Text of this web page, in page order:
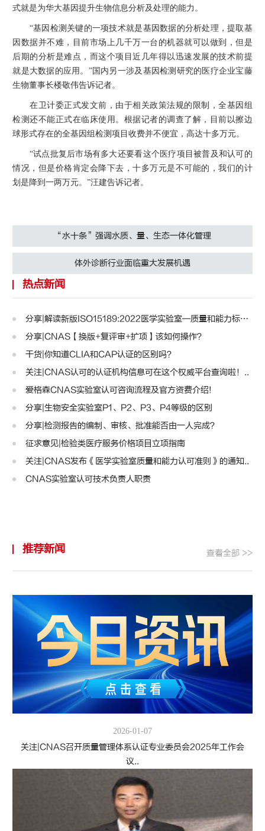
式就是为华大基因提升生物信息分析及处理的能力。
“基因检测关键的一项技术就是基因数据的分析处理，提取基
因数据并不难，目前市场上几千万一台的机器就可以做到，但是
后期的分析是难点，而这个项目近几年得以迅速发展的技术前提
就是大数据的应用。”国内另一涉及基因检测研究的医疗企业宝藤
生物董事长楼敬伟告诉记者。
在卫计委正式发文前，由于相关政策法规的限制，全基因组
检测还不能正式在临床使用。根据记者的调查了解，目前以擦边
球形式存在的全基因组检测项目收费并不便宜，高达十多万元。
“试点批复后市场有多大还要看这个医疗项目被普及和认可的
情况，但是价格肯定会降下去，十多万元是不可能的，我们的计
划是降到一两万元。”汪建告诉记者。
“水十条”强调水质、量、生态一体化管理
体外诊断行业面临重大发展机遇
热点新闻
分享|解读新版ISO15189:2022医学实验室—质量和能力标准..
分享|CNAS【换版+复评审+扩项】该如何操作？
干货|你知道CLIA和CAP认证的区别吗？
关注|CNAS认可的认证机构信息可在这个权威平台查询啦！..
爱格森CNAS实验室认可咨询流程及官方资费介绍!
分享|生物安全实验室P1、P2、P3、P4等级的区别
分享|检测报告的编制、审核、批准能否由一人完成？
征求意见|检验类医疗服务价格项目立项指南
关注|CNAS发布《医学实验室质量和能力认可准则》的通知..
CNAS实验室认可技术负责人职责
推荐新闻 查看全部 >>
2026-01-07
关注|CNAS召开质量管理体系认证专业委员会2025年工作会
议..